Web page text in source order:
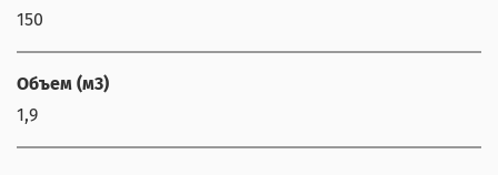
150
Объем (м3)
1,9